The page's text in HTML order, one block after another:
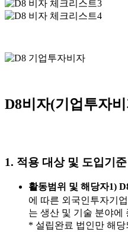
D8비자(기업투자
1. 적용 대상 및 도입기
활동범위 및 해당자1)
에 따른 외국인투자기
는 생산 및 기술 분야에
* 설립완료 법인만 해